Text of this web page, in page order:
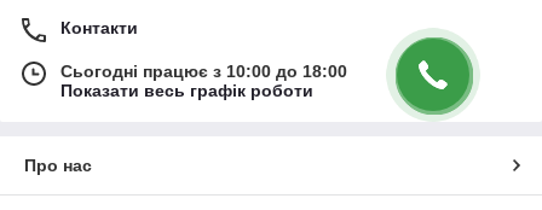
Контакти
Сьогодні працює з 10:00 до 18:00
Показати весь графік роботи
Про нас